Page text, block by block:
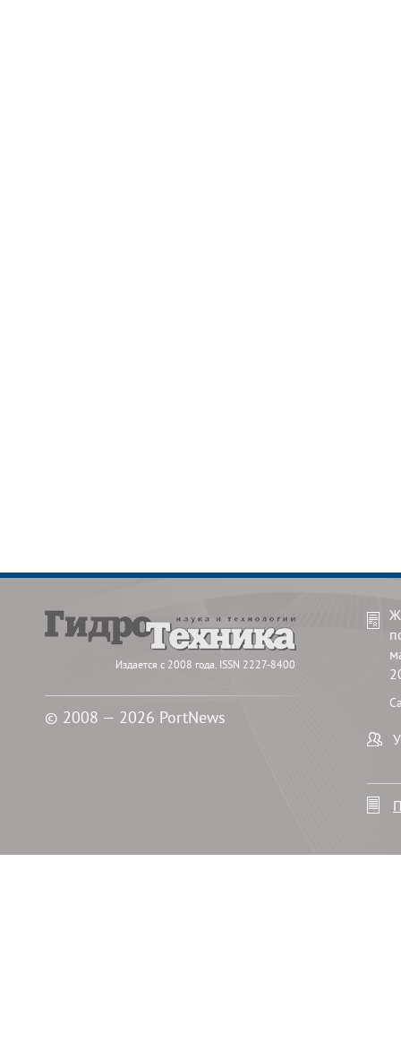
Издается с 2008 года. ISSN 2227-8400
© 2008 — 2026 PortNews